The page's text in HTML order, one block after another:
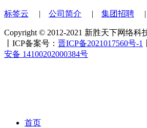
标签云 | 公司简介 | 集团招聘
Copyright © 2012-2021 新胜天下网络科
丨ICP备案号： 晋ICP备2021017560号-1
安备 14100202000384号
首页